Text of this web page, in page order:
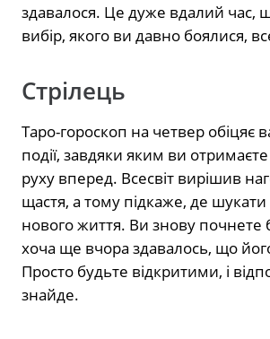
здавалося. Це дуже вдалий час,
вибір, якого ви давно боялися,
Стрілець
Таро-гороскоп на четвер обіцяє
події, завдяки яким ви
руху вперед. Всесвіт вирішив
щастя, а тому підкаже, де шукати
нового життя. Ви знову почнете
хоча ще вчора здавалось, що
Просто будьте відкритими, і
знайде.